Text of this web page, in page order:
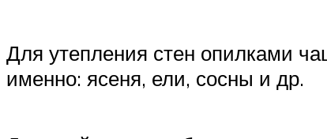
Для утепления стен опилками
именно: ясеня, ели, сосны и др.